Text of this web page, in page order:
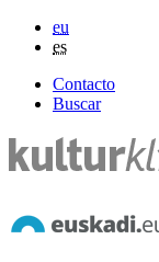
eu
es
Contacto
Buscar